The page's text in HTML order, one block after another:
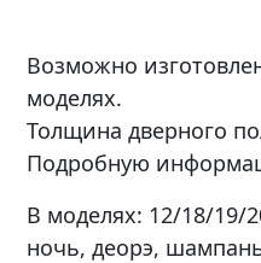
Возможно
моделях.
Толщина дверного
Подробную
В моделях: 12/18/19/
ночь, деорэ,